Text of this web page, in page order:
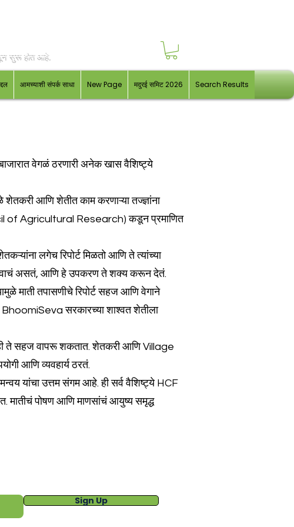
सुरू होत आहे.
आमच्याशी संपर्क साधा New Page मदुरई समिट 2026 Search Results
वेगळं ठरणारी अनेक खास वैशिष्ट्ये
आणि शेतीत काम करणाऱ्या तज्ज्ञांना
of Agricultural Research) कडून प्रमाणित
लगेच रिपोर्ट मिळतो आणि ते त्यांच्या
असतं, आणि हे उपकरण ते शक्य करून देतं.
माती तपासणीचे रिपोर्ट सहज आणि वेगाने
सरकारच्या शाश्वत शेतीला
ते सहज वापरू शकतात. शेतकरी आणि Village
आणि व्यवहार्य ठरतं.
यांचा उत्तम संगम आहे. ही सर्व वैशिष्ट्ये HCF
मातीचं पोषण आणि माणसांचं आयुष्य समृद्ध
Sign Up